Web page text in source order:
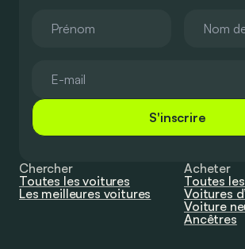
S'inscrire
Chercher
Toutes les voitures
Les meilleures voitures
Acheter
Toutes
Voitures
Voiture
Ancêtres